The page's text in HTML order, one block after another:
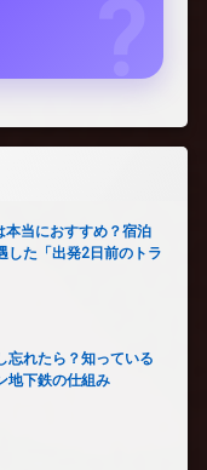
本当におすすめ？宿泊
した「出発2日前のトラ
忘れたら？知っている
地下鉄の仕組み